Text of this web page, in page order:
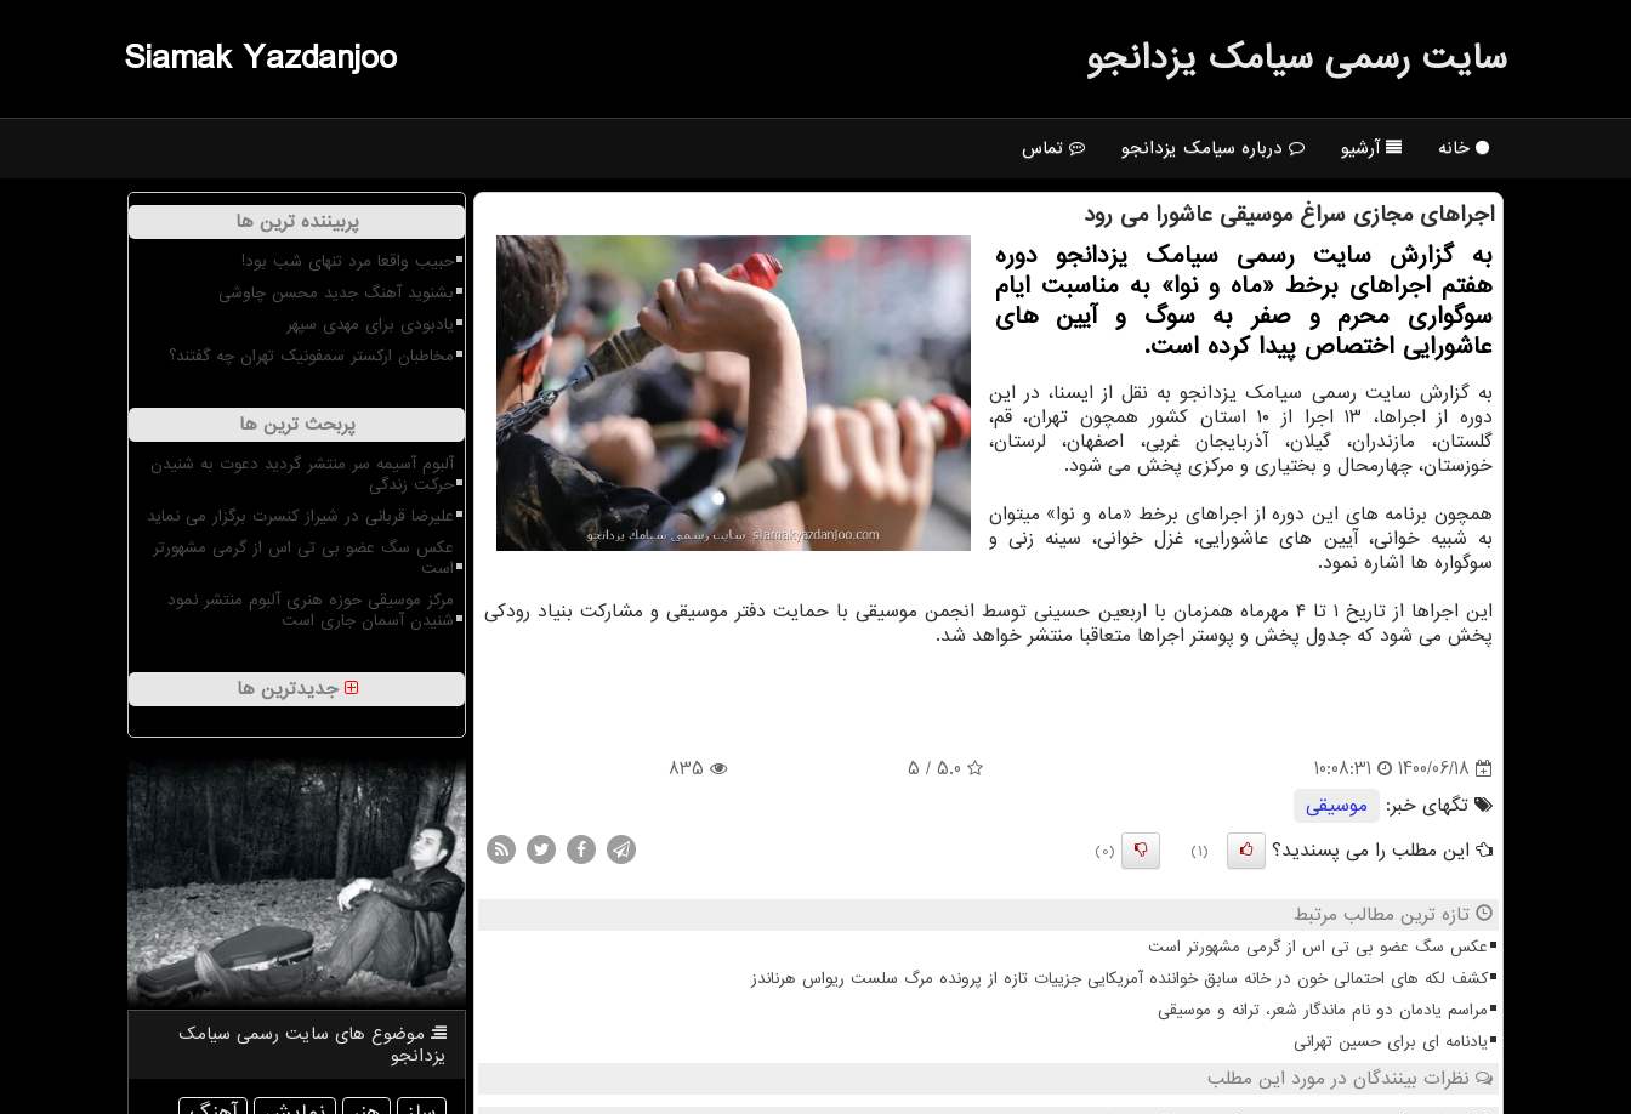
Siamak Yazdanjoo سایت رسمی سیامك یزدانجو
خانه آرشیو درباره سیامک یزدانجو تماس
اجراهای مجازی سراغ موسیقی عاشورا می رود
به گزارش سایت رسمی سیامک یزدانجو دوره
هفتم اجراهای برخط «ماه و نوا» به مناسبت ایام
سوگواری محرم و صفر به سوگ و آیین های
عاشورایی اختصاص پیدا کرده است.
به گزارش سایت رسمی سیامک یزدانجو به نقل از ایسنا، در این
دوره از اجراها، ۱۳ اجرا از ۱۰ استان کشور همچون تهران، قم،
گلستان، مازندران، گیلان، آذربایجان غربی، اصفهان، لرستان،
خوزستان، چهارمحال و بختیاری و مرکزی پخش می شود.
همچون برنامه های این دوره از اجراهای برخط «ماه و نوا» میتوان
به شبیه خوانی، آیین های عاشورایی، غزل خوانی، سینه زنی و
سوگواره ها اشاره نمود.
این اجراها از تاریخ ۱ تا ۴ مهرماه همزمان با اربعین حسینی توسط انجمن موسیقی با حمایت دفتر موسیقی و مشارکت بنیاد رودکی
پخش می شود که جدول پخش و پوستر اجراها متعاقبا منتشر خواهد شد.
1400/06/18
10:08:31
5.0
/ 5
835
تگهای خبر:
موسیقی
این مطلب را می پسندید؟
(1)
(0)
تازه ترین مطالب مرتبط
عکس سگ عضو بی تی اس از گرمی مشهورتر است
کشف لکه های احتمالی خون در خانه سابق خواننده آمریکایی جزییات تازه از پرونده مرگ سلست ریواس هرناندز
مراسم یادمان دو نام ماندگار شعر، ترانه و موسیقی
یادنامه ای برای حسین تهرانی
نظرات بینندگان در مورد این مطلب
پربیننده ترین ها
حبیب واقعا مرد تنهای شب بود!
بشنوید آهنگ جدید محسن چاوشی
یادبودی برای مهدی سپهر
مخاطبان ارکستر سمفونیک تهران چه گفتند؟
پربحث ترین ها
آلبوم آسیمه سر منتشر گردید دعوت به شنیدن
حرکت زندگی
علیرضا قربانی در شیراز کنسرت برگزار می نماید
عکس سگ عضو بی تی اس از گرمی مشهورتر
است
مرکز موسیقی حوزه هنری آلبوم منتشر نمود
شنیدن آسمان جاری است
جدیدترین ها
موضوع های سایت رسمی سیامك
یزدانجو